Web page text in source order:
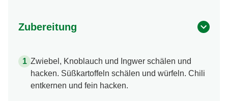
Zubereitung
Zwiebel, Knoblauch und Ingwer schälen und
hacken. Süßkartoffeln schälen und würfeln. Chili
entkernen und fein hacken.